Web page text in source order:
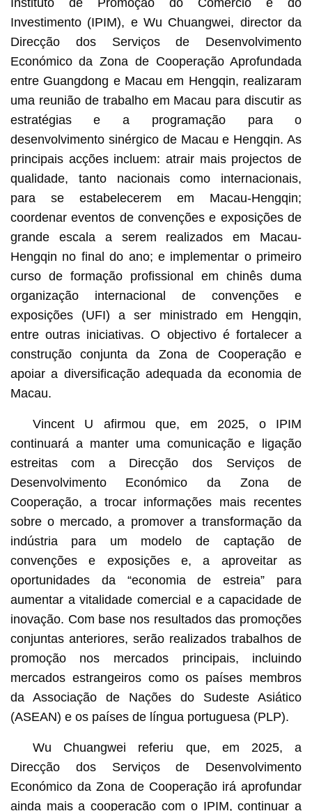
Instituto de Promoção do Comércio e do
Investimento (IPIM), e Wu Chuangwei, director da
Direcção dos Serviços de Desenvolvimento
Económico da Zona de Cooperação Aprofundada
entre Guangdong e Macau em Hengqin, realizaram
uma reunião de trabalho em Macau para discutir as
estratégias e a programação para o
desenvolvimento sinérgico de Macau e Hengqin. As
principais acções incluem: atrair mais projectos de
qualidade, tanto nacionais como internacionais,
para se estabelecerem em Macau-Hengqin;
coordenar eventos de convenções e exposições de
grande escala a serem realizados em Macau-
Hengqin no final do ano; e implementar o primeiro
curso de formação profissional em chinês duma
organização internacional de convenções e
exposições (UFI) a ser ministrado em Hengqin,
entre outras iniciativas. O objectivo é fortalecer a
construção conjunta da Zona de Cooperação e
apoiar a diversificação adequada da economia de
Macau.
Vincent U afirmou que, em 2025, o IPIM
continuará a manter uma comunicação e ligação
estreitas com a Direcção dos Serviços de
Desenvolvimento Económico da Zona de
Cooperação, a trocar informações mais recentes
sobre o mercado, a promover a transformação da
indústria para um modelo de captação de
convenções e exposições e, a aproveitar as
oportunidades da “economia de estreia” para
aumentar a vitalidade comercial e a capacidade de
inovação. Com base nos resultados das promoções
conjuntas anteriores, serão realizados trabalhos de
promoção nos mercados principais, incluindo
mercados estrangeiros como os países membros
da Associação de Nações do Sudeste Asiático
(ASEAN) e os países de língua portuguesa (PLP).
Wu Chuangwei referiu que, em 2025, a
Direcção dos Serviços de Desenvolvimento
Económico da Zona de Cooperação irá aprofundar
ainda mais a cooperação com o IPIM, continuar a